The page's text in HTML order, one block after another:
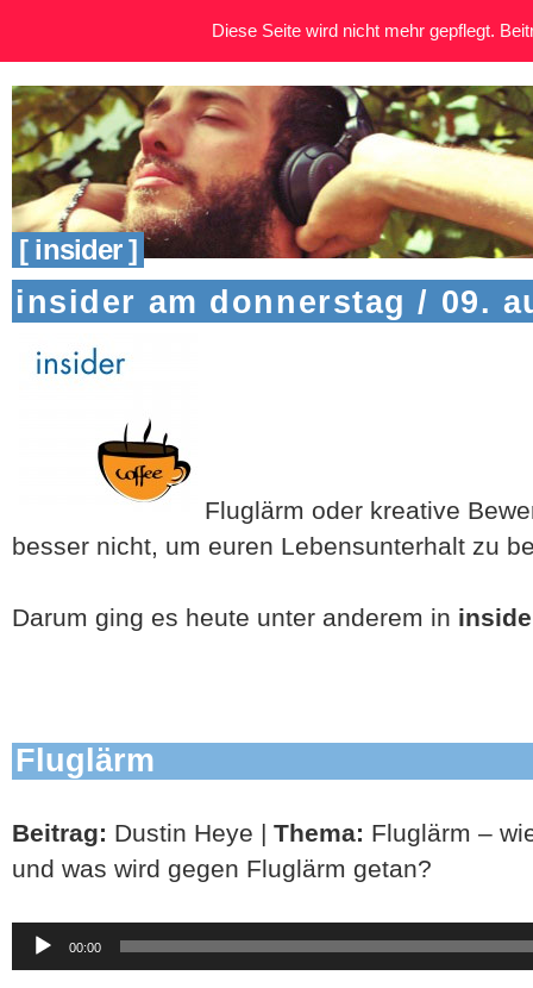
[ insider ]
insider am donnerstag / 09.
Fluglärm oder kreative
besser nicht, um euren Lebensunterhalt zu
Darum ging es heute unter anderem in
Fluglärm
Beitrag: Dustin Heye | Thema: Fluglärm –
und was wird gegen Fluglärm getan?
Audio-
Player
00:00
Diese Seite wird nicht mehr gepflegt.